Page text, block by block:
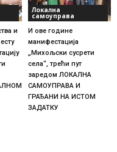
и
Локална
самоуправа
И ове године
манифестација
„Михољски сусрети
села“, трећи пут
заредом ЛОКАЛНА
САМОУПРАВА И
ГРАЂАНИ НА ИСТОМ
ЗАДАТКУ